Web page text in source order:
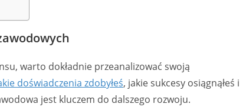
awodowych
warto dokładnie przeanalizować swoją
doświadczenia zdobyłeś, jakie sukcesy osiągnąłeś i
jest kluczem do dalszego rozwoju.